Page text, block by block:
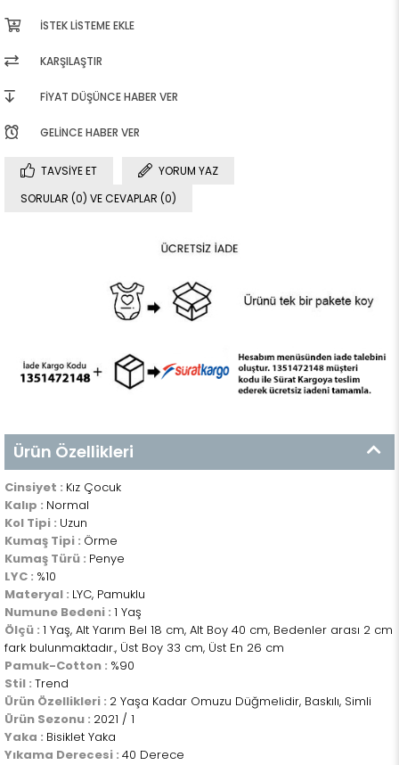
İSTEK LISTEME EKLE
KARŞILAŞTIR
FIYAT DÜŞÜNCE HABER VER
GELINCE HABER VER
TAVSIYE ET
YORUM YAZ
SORULAR (0) VE CEVAPLAR (0)
Ürün Özellikleri
Cinsiyet : Kız Çocuk
Kalıp : Normal
Kol Tipi : Uzun
Kumaş Tipi : Örme
Kumaş Türü : Penye
LYC : %10
Materyal : LYC, Pamuklu
Numune Bedeni : 1 Yaş
Ölçü : 1 Yaş, Alt Yarım Bel 18 cm, Alt Boy 40 cm, Bedenler arası 2 cm
fark bulunmaktadır., Üst Boy 33 cm, Üst En 26 cm
Pamuk-Cotton : %90
Stil : Trend
Ürün Özellikleri : 2 Yaşa Kadar Omuzu Düğmelidir, Baskılı, Simli
Ürün Sezonu : 2021 / 1
Yaka : Bisiklet Yaka
Yıkama Derecesi : 40 Derece